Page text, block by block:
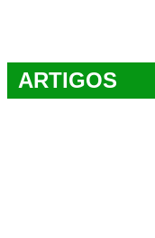
ARTIGOS